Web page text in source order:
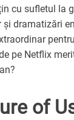
cu sufletul la
și dramatizări
pe Netflix
of